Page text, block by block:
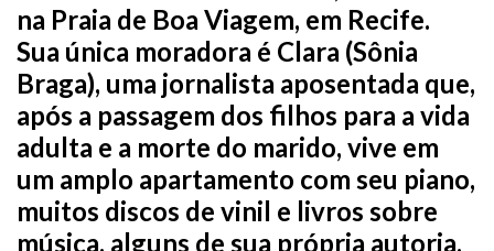
na Praia de Boa Viagem, em Recife.
Sua única moradora é Clara (Sônia
Braga), uma jornalista aposentada que,
após a passagem dos filhos para a vida
adulta e a morte do marido, vive em
um amplo apartamento com seu piano,
muitos discos de vinil e livros sobre
música, alguns de sua própria autoria.